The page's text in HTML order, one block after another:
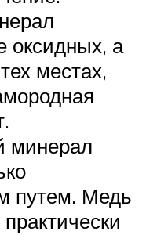
оксидных, а
местах,
минерал
путем. Медь